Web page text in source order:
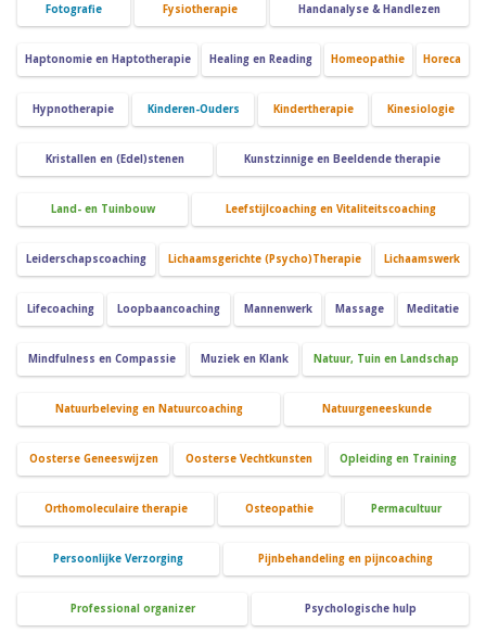
Fotografie Fysiotherapie Handanalyse & Handlezen
Haptonomie en Haptotherapie Healing en Reading Homeopathie Horeca
Hypnotherapie Kinderen-Ouders Kindertherapie Kinesiologie
Kristallen en (Edel)stenen Kunstzinnige en Beeldende therapie
Land- en Tuinbouw Leefstijlcoaching en Vitaliteitscoaching
Leiderschapscoaching Lichaamsgerichte (Psycho)Therapie Lichaamswerk
Lifecoaching Loopbaancoaching Mannenwerk Massage Meditatie
Mindfulness en Compassie Muziek en Klank Natuur, Tuin en Landschap
Natuurbeleving en Natuurcoaching Natuurgeneeskunde
Oosterse Geneeswijzen Oosterse Vechtkunsten Opleiding en Training
Orthomoleculaire therapie Osteopathie Permacultuur
Persoonlijke Verzorging Pijnbehandeling en pijncoaching
Professional organizer Psychologische hulp